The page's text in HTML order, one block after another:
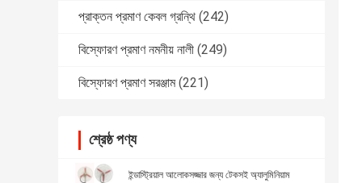
প্রাক্তন প্রমাণ কেবল গ্রন্থি (242)
বিস্ফোরণ প্রমাণ নমনীয় নালী (249)
বিস্ফোরণ প্রমাণ সরঞ্জাম (221)
শ্রেষ্ঠ পণ্য
ইন্ডাস্ট্রিয়াল আলোকসজ্জার জন্য টেকসই অ্যালুমিনিয়াম